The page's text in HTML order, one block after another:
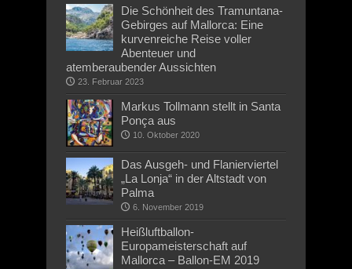
Die Schönheit des Tramuntana-
Gebirges auf Mallorca: Eine
kurvenreiche Reise voller
Abenteuer und
atemberaubender Aussichten
23. Februar 2023
Markus Tollmann stellt in Santa
Ponça aus
10. Oktober 2020
Das Ausgeh- und Flanierviertel
„La Lonja“ in der Altstadt von
Palma
6. November 2019
Heißluftballon-
Europameisterschaft auf
Mallorca – Ballon-EM 2019